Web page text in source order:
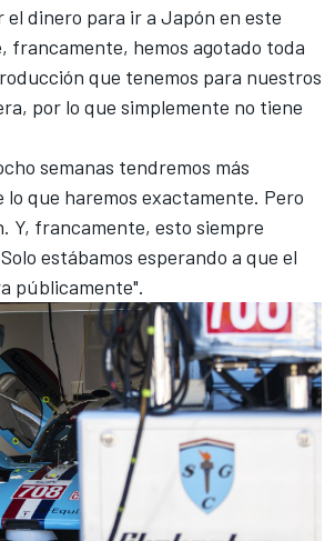
el dinero para ir a Japón en este
francamente, hemos agotado toda
que tenemos para nuestros
por lo que simplemente no tiene
semanas tendremos más
lo que haremos exactamente. Pero
Y, francamente, esto siempre
estábamos esperando a que el
públicamente".